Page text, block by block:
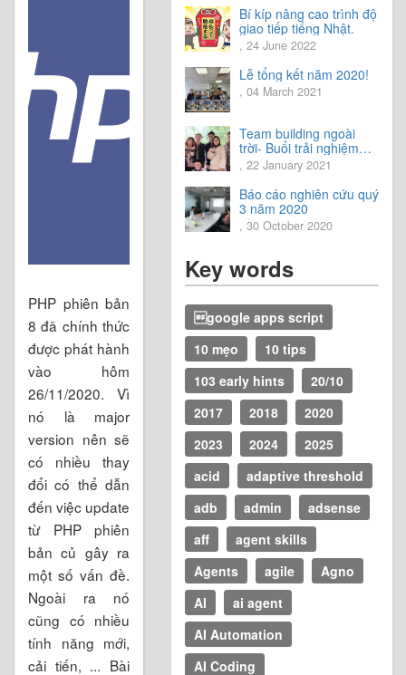
PHP phiên bản
8 đã chính thức
được phát hành
vào hôm
26/11/2020. Vì
nó là major
version nên sẽ
có nhiều thay
đổi có thể dẫn
đến việc update
từ PHP phiên
bản củ gây ra
một số vấn đề.
Ngoài ra nó
cũng có nhiều
tính năng mới,
cải tiến, ... Bài
Bí kíp nâng cao trình độ
giao tiếp tiếng Nhật.
, 24 June 2022
Lễ tổng kết năm 2020!
, 04 March 2021
Team building ngoài
trời- Buổi trải nghiệm
tuyệt vời.
, 22 January 2021
Báo cáo nghiên cứu quý
3 năm 2020
, 30 October 2020
Key words
google apps script
10 mẹo
10 tips
103 early hints
20/10
2017
2018
2020
2023
2024
2025
acid
adaptive threshold
adb
admin
adsense
aff
agent skills
Agents
agile
Agno
AI
ai agent
AI Automation
AI Coding